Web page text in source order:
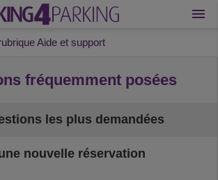
Aide et support
fréquemment posées
les plus demandées
nouvelle réservation